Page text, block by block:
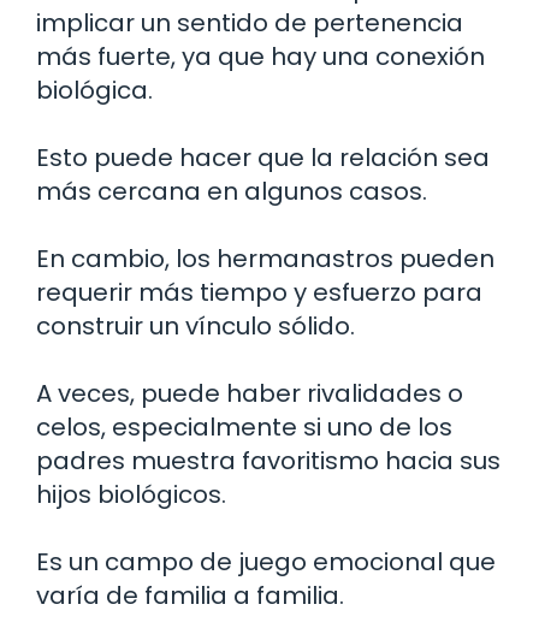
implicar un sentido de pertenencia
más fuerte, ya que hay una conexión
biológica.
Esto puede hacer que la relación sea
más cercana en algunos casos.
En cambio, los hermanastros pueden
requerir más tiempo y esfuerzo para
construir un vínculo sólido.
A veces, puede haber rivalidades o
celos, especialmente si uno de los
padres muestra favoritismo hacia sus
hijos biológicos.
Es un campo de juego emocional que
varía de familia a familia.